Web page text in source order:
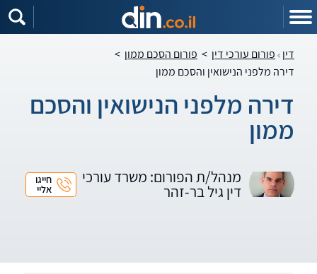
דין פורום עורכי דין > פורום הסכם ממון >
דירה מלפני הנישואין והסכם ממון
דירה מלפני הנישואין והסכם
ממון
מנהל/ת הפורום: משרד עורכי
דין גיל בר-זהר
חייגו
אליי